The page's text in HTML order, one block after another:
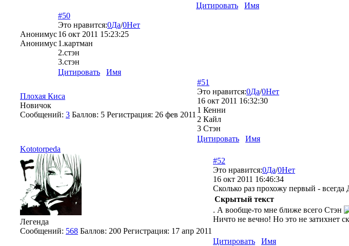
Цитировать Имя
Анонимус
Анонимус
#50
Это нравится:0Да/0Нет
16 окт 2011 15:23:25
1.картман
2.стэн
3.стэн
Цитировать
Имя
Плохая Киса
Новичок
Сообщений: 3 Баллов: 5 Регистрация: 26 фев 2011
#51
Это нравится:0Да/0Нет
16 окт 2011 16:32:30
1 Кенни
2 Кайл
3 Стэн
Цитировать
Имя
Kototorpeda
Легенда
Сообщений: 568 Баллов: 200 Регистрация: 17 апр 2011
#52
Это нравится:0Да/0Нет
16 окт 2011 16:46:34
Сколько раз прохожу первый -
Скрытый текст
. А вообще-то мне ближе всего Стэн
Ничто не вечно! Но это не затихнет
Цитировать Имя